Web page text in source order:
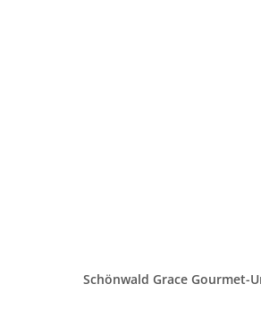
Schönwald Grace Gourmet-